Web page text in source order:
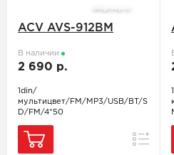
ACV AVS-912BM
В наличии
2 690 р.
1din/
мультицвет/FM/MP3/USB/BT/S
D/FM/4*50